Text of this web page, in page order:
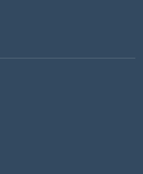
область
область